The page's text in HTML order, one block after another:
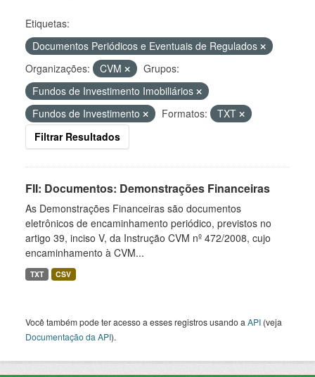
Etiquetas:
Documentos Periódicos e Eventuais de Regulados
Organizações:
CVM
Grupos:
Fundos de Investimento Imobiliários
Fundos de Investimento
Formatos:
TXT
Filtrar Resultados
FII: Documentos: Demonstrações Financeiras
As Demonstrações Financeiras são documentos
eletrônicos de encaminhamento periódico, previstos no
artigo 39, inciso V, da Instrução CVM nº 472/2008, cujo
encaminhamento à CVM...
TXT CSV
Você também pode ter acesso a esses registros usando a API (veja
Documentação da API).